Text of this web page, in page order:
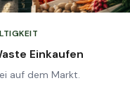
Einkaufen
auf dem Markt.